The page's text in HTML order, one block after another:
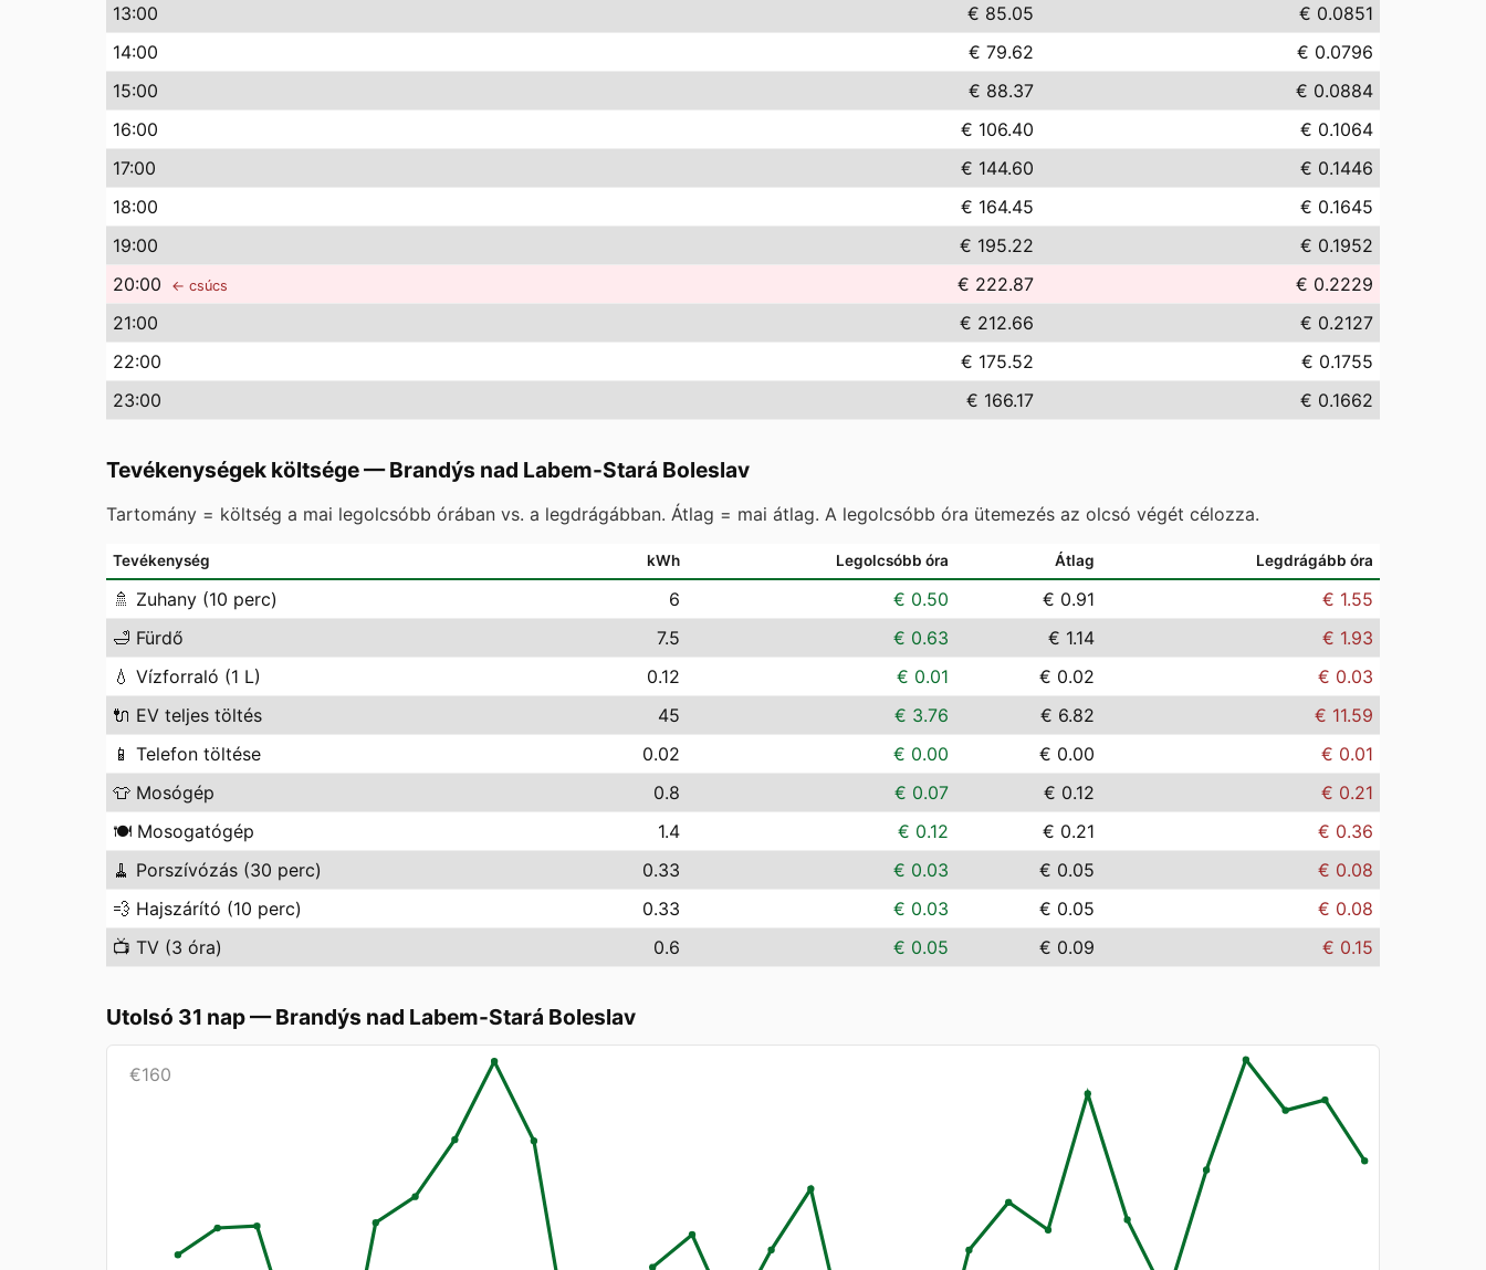
13:00 € 85.05
€ 0.0851
14:00 € 79.62
€ 0.0796
15:00 € 88.37
€ 0.0884
16:00 € 106.40
€ 0.1064
17:00 € 144.60
€ 0.1446
18:00 € 164.45
€ 0.1645
19:00 € 195.22
€ 0.1952
20:00 ← csúcs € 222.87
€ 0.2229
21:00 € 212.66
€ 0.2127
22:00 € 175.52
€ 0.1755
23:00 € 166.17 € 0.1662
Tevékenységek költsége—Brandýs nad Labem-Stará Boleslav
Tartomány = költség a mai legolcsóbb órában vs. a legdrágábban. Átlag = mai átlag. A legolcsóbb óra ütemezés az olcsó végét célozza.
Tevékenység kWh Legolcsóbb óra Átlag Legdrágább óra
🚿 Zuhany (10 perc) 6 € 0.50 € 0.91
€ 1.55
🛁 Fürdő 7.5 € 0.63 € 1.14
€ 1.93
💧 Vízforraló (1 L) 0.12 € 0.01 € 0.02
€ 0.03
🔌 EV teljes töltés 45 € 3.76 € 6.82
€ 11.59
📱 Telefon töltése 0.02 € 0.00 € 0.00
€ 0.01
👕 Mosógép 0.8 € 0.07 € 0.12
€ 0.21
🍽️ Mosogatógép 1.4 € 0.12 € 0.21
€ 0.36
🧹 Porszívózás (30 perc) 0.33 € 0.03 € 0.05
€ 0.08
💨 Hajszárító (10 perc) 0.33 € 0.03 € 0.05
€ 0.08
📺 TV (3 óra) 0.6 € 0.05 € 0.09 € 0.15
Utolsó 31 nap—Brandýs nad Labem-Stará Boleslav
€160